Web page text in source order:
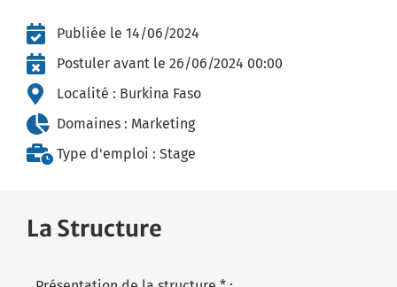
Publiée le 14/06/2024
Postuler avant le 26/06/2024 00:00
Localité : Burkina Faso
Domaines : Marketing
Type d'emploi : Stage
La Structure